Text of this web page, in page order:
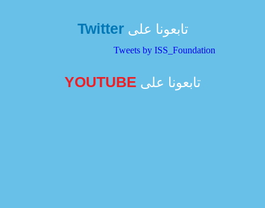
تابعونا علىTwitter
Tweets by ISS_Foundation
تابعونا على YOUTUBE